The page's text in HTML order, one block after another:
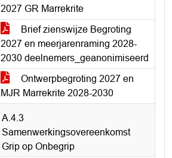
2027 GR Marrekrite
Brief zienswijze Begroting
2027 en meerjarenraming 2028-
2030 deelnemers_geanonimiseerd
Ontwerpbegroting 2027 en
MJR Marrekrite 2028-2030
A.4.3
Samenwerkingsovereenkomst
Grip op Onbegrip